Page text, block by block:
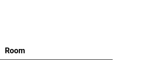
Room